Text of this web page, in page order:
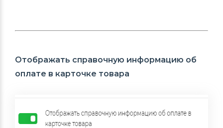
Отображать справочную информацию об
оплате в карточке товара